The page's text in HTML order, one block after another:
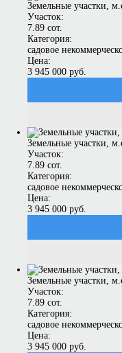
Земельные участки,
Участок:
7.89 сот.
Категория:
садовое
Цена:
3 945 000 руб.
Земельные участки,
Участок:
7.89 сот.
Категория:
садовое
Цена:
3 945 000 руб.
Земельные участки,
Участок:
7.89 сот.
Категория:
садовое
Цена:
3 945 000 руб.